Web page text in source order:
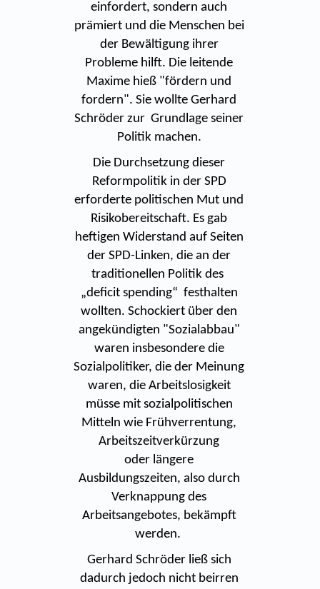
einfordert, sondern auch
prämiert und die Menschen bei
der Bewältigung ihrer
Probleme hilft. Die leitende
Maxime hieß "fördern und
fordern". Sie wollte Gerhard
Schröder zur Grundlage seiner
Politik machen.
Die Durchsetzung dieser
Reformpolitik in der SPD
erforderte politischen Mut und
Risikobereitschaft. Es gab
heftigen Widerstand auf Seiten
der SPD-Linken, die an der
traditionellen Politik des
„deficit spending“ festhalten
wollten. Schockiert über den
angekündigten "Sozialabbau"
waren insbesondere die
Sozialpolitiker, die der Meinung
waren, die Arbeitslosigkeit
müsse mit sozialpolitischen
Mitteln wie Frühverrentung,
Arbeitszeitverkürzung
oder längere
Ausbildungszeiten, also durch
Verknappung des
Arbeitsangebotes, bekämpft
werden.
Gerhard Schröder ließ sich
dadurch jedoch nicht beirren